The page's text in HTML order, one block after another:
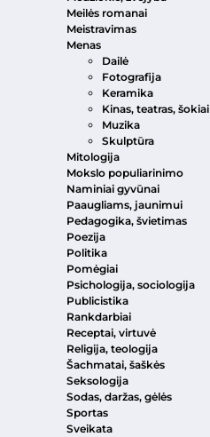
Meilės romanai
Meistravimas
Menas
Dailė
Fotografija
Keramika
Kinas, teatras, šokiai
Muzika
Skulptūra
Mitologija
Mokslo populiarinimo
Naminiai gyvūnai
Paaugliams, jaunimui
Pedagogika, švietimas
Poezija
Politika
Pomėgiai
Psichologija, sociologija
Publicistika
Rankdarbiai
Receptai, virtuvė
Religija, teologija
Šachmatai, šaškės
Seksologija
Sodas, daržas, gėlės
Sportas
Sveikata